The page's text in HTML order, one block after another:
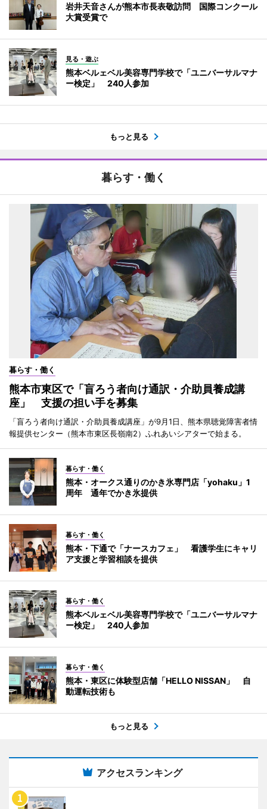
岩井天音さんが熊本市長表敬訪問 国際コンクール
大賞受賞で
見る・遊ぶ
熊本ベルェベル美容専門学校で「ユニバーサルマナ
ー検定」 240人参加
もっと見る
暮らす・働く
暮らす・働く
熊本市東区で「盲ろう者向け通訳・介助員養成講
座」 支援の担い手を募集
「盲ろう者向け通訳・介助員養成講座」が9月1日、熊本県聴覚障害者情
報提供センター（熊本市東区長嶺南2）ふれあいシアターで始まる。
暮らす・働く
熊本・オークス通りのかき氷専門店「yohaku」1
周年 通年でかき氷提供
暮らす・働く
熊本・下通で「ナースカフェ」 看護学生にキャリ
ア支援と学習相談を提供
暮らす・働く
熊本ベルェベル美容専門学校で「ユニバーサルマナ
ー検定」 240人参加
暮らす・働く
熊本・東区に体験型店舗「HELLO NISSAN」 自
動運転技術も
もっと見る
アクセスランキング